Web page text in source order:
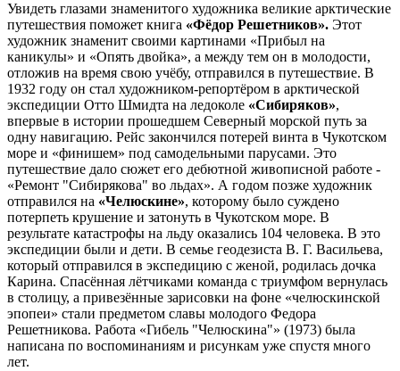
Увидеть глазами знаменитого художника великие арктические
путешествия поможет книга «Фёдор Решетников». Этот
художник знаменит своими картинами «Прибыл на
каникулы» и «Опять двойка», а между тем он в молодости,
отложив на время свою учёбу, отправился в путешествие. В
1932 году он стал художником-репортёром в арктической
экспедиции Отто Шмидта на ледоколе «Сибиряков»,
впервые в истории прошедшем Северный морской путь за
одну навигацию. Рейс закончился потерей винта в Чукотском
море и «финишем» под самодельными парусами. Это
путешествие дало сюжет его дебютной живописной работе -
«Ремонт "Сибирякова" во льдах». А годом позже художник
отправился на «Челюскине», которому было суждено
потерпеть крушение и затонуть в Чукотском море. В
результате катастрофы на льду оказались 104 человека. В это
экспедиции были и дети. В семье геодезиста В. Г. Васильева,
который отправился в экспедицию с женой, родилась дочка
Карина. Спасённая лётчиками команда с триумфом вернулась
в столицу, а привезённые зарисовки на фоне «челюскинской
эпопеи» стали предметом славы молодого Федора
Решетникова. Работа «Гибель "Челюскина"» (1973) была
написана по воспоминаниям и рисункам уже спустя много
лет.